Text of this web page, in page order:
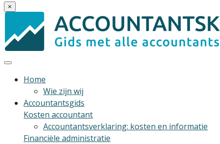
×
Home
Wie zijn wij
Accountantsgids
Kosten accountant
Accountantsverklaring: kosten en informatie
Financiële administratie